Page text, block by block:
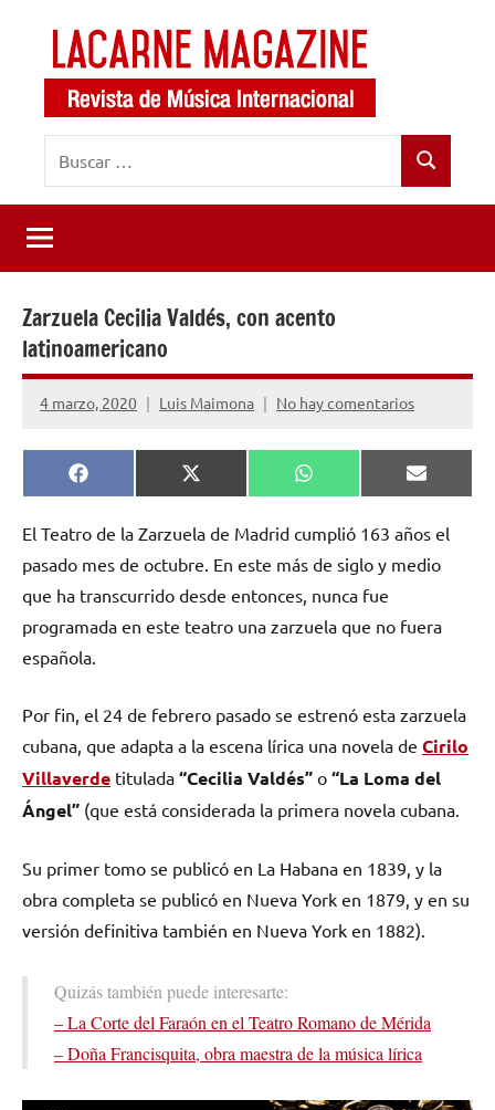
contenido
LaCarne
Magazine
de
música
internacional
Buscar
Zarzuela Cecilia Valdés, con acento
latinoamericano
4 marzo, 2020 Luis Maimona No hay comentarios
Compartir
en
Facebook
Compartir
en
X
(Twitter)
Compartir
en
WhatsApp
en
Email
El Teatro de la Zarzuela de Madrid cumplió 163 años el
pasado mes de octubre. En este más de siglo y medio
que ha transcurrido desde entonces, nunca fue
programada en este teatro una zarzuela que no fuera
española.
Por fin, el 24 de febrero pasado se estrenó esta zarzuela
cubana, que adapta a la escena lírica una novela de Cirilo
Villaverde titulada “Cecilia Valdés” o “La Loma del
Ángel” (que está considerada la primera novela cubana.
Su primer tomo se publicó en La Habana en 1839, y la
obra completa se publicó en Nueva York en 1879, y en su
versión definitiva también en Nueva York en 1882).
Quizás también puede interesarte:
– La Corte del Faraón en el Teatro Romano de Mérida
– Doña Francisquita, obra maestra de la música lírica